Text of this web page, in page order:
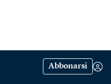
Abbonarsi